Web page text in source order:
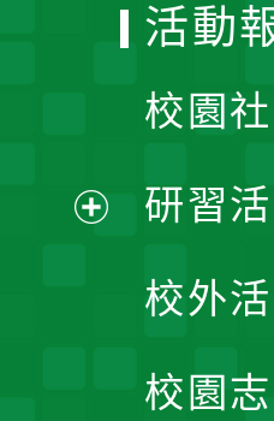
活動
校園
研習
校外
校園